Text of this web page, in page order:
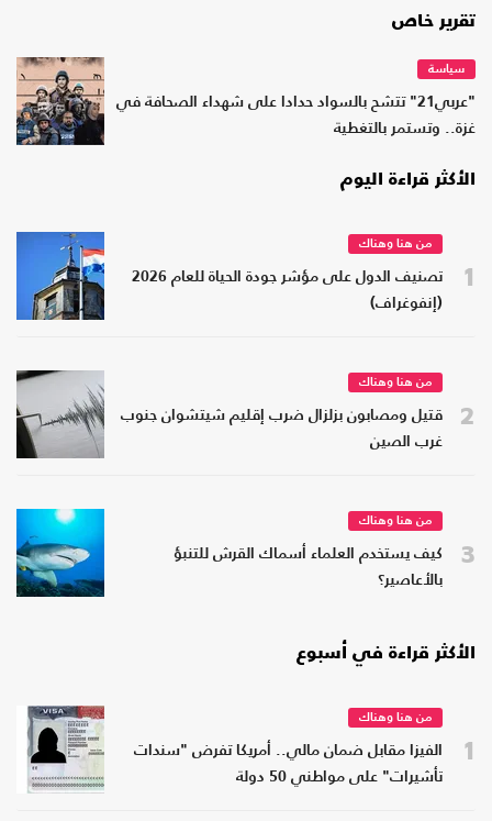
تقرير خاص
سياسة
"عربي21" تتشح بالسواد حدادا على شهداء الصحافة في
غزة.. وتستمر بالتغطية
الأكثر قراءة اليوم
1
من هنا وهناك
تصنيف الدول على مؤشر جودة الحياة للعام 2026
(إنفوغراف)
2
من هنا وهناك
قتيل ومصابون بزلزال ضرب إقليم شيتشوان جنوب
غرب الصين
3
من هنا وهناك
كيف يستخدم العلماء أسماك القرش للتنبؤ
بالأعاصير؟
الأكثر قراءة في أسبوع
1
من هنا وهناك
الفيزا مقابل ضمان مالي.. أمريكا تفرض "سندات
تأشيرات" على مواطني 50 دولة